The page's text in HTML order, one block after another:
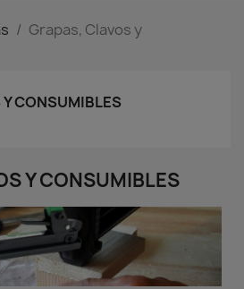
Grapas, Clavos y
CONSUMIBLES
Y CONSUMIBLES